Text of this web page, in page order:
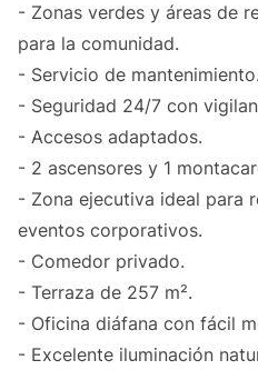
- Zonas verdes y áreas de
para la comunidad.
- Servicio de mantenimiento.
- Seguridad 24/7 con
- Accesos adaptados.
- 2 ascensores y 1
- Zona ejecutiva ideal para
eventos corporativos.
- Comedor privado.
- Terraza de 257 m².
- Oficina diáfana con fácil
- Excelente iluminación